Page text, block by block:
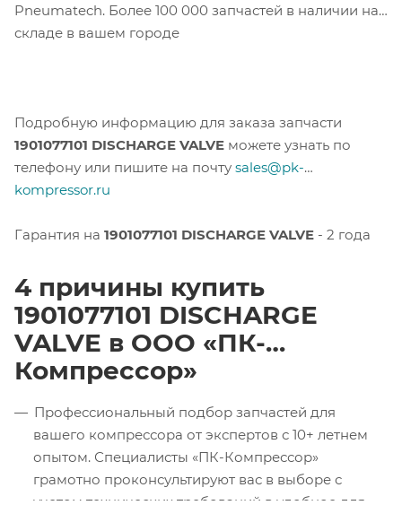
Pneumatech. Более 100 000 запчастей в наличии на
складе в вашем городе
Подробную информацию для заказа запчасти
1901077101 DISCHARGE VALVE можете узнать по
телефону или пишите на почту sales@pk-
kompressor.ru
Гарантия на 1901077101 DISCHARGE VALVE - 2 года
4 причины купить
1901077101 DISCHARGE
VALVE в ООО «ПК-
Компрессор»
Профессиональный подбор запчастей для
вашего компрессора от экспертов с 10+ летнем
опытом. Специалисты «ПК-Компрессор»
грамотно проконсультируют вас в выборе с